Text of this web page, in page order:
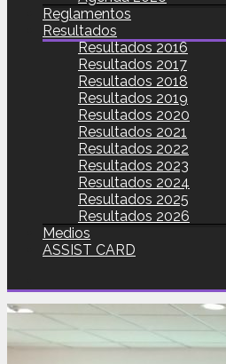
Reglamentos
Resultados
Resultados 2016
Resultados 2017
Resultados 2018
Resultados 2019
Resultados 2020
Resultados 2021
Resultados 2022
Resultados 2023
Resultados 2024
Resultados 2025
Resultados 2026
Medios
ASSIST CARD